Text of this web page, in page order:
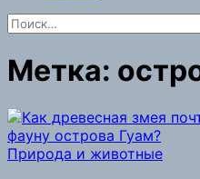
Найти:
Метка:
Природа и животные